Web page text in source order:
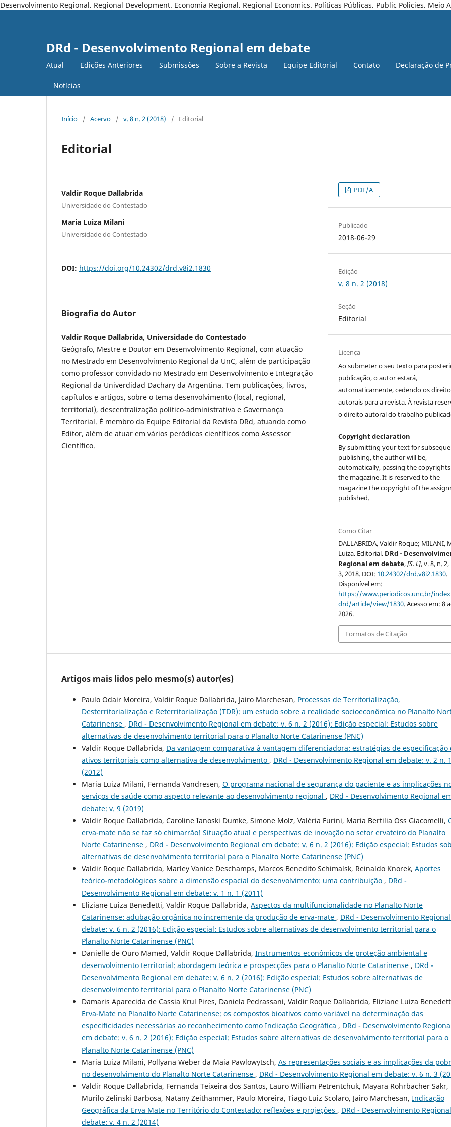
Desenvolvimento Regional. Regional Development. Economia Regional. Regional Economics. Políticas Públicas. Public Policies. Meio
DRd - Desenvolvimento Regional em debate
Atual Edições Anteriores Submissões Sobre a Revista Equipe Editorial Contato Declaração de
Notícias
Início / Acervo / v. 8 n. 2 (2018) / Editorial
Editorial
Valdir Roque Dallabrida
Universidade do Contestado
Maria Luiza Milani
Universidade do Contestado
DOI: https://doi.org/10.24302/drd.v8i2.1830
Biografia do Autor
Valdir Roque Dallabrida, Universidade do Contestado
Geógrafo, Mestre e Doutor em Desenvolvimento Regional, com atuação
no Mestrado em Desenvolvimento Regional da UnC, além de participação
como professor convidado no Mestrado em Desenvolvimento e Integração
Regional da Univerdidad Dachary da Argentina. Tem publicações, livros,
capítulos e artigos, sobre o tema desenvolvimento (local, regional,
territorial), descentralização político-administrativa e Governança
Territorial. É membro da Equipe Editorial da Revista DRd, atuando como
Editor, além de atuar em vários peródicos científicos como Assessor
Científico.
PDF/A
Publicado
2018-06-29
Edição
v. 8 n. 2 (2018)
Seção
Editorial
Licença
Ao submeter o seu texto para
publicação, o autor estará,
automaticamente, cedendo os
autorais para a revista. À revista
o direito autoral do trabalho
Copyright declaration
By submitting your text for
publishing, the author will be,
automatically, passing the
the magazine. It is reserved to the
magazine the copyright of the
published.
Como Citar
DALLABRIDA, Valdir Roque; MILANI,
Luiza. Editorial. DRd -
Regional em debate,[S. l.], v. 8, n. 2,
3, 2018. DOI: 10.24302/drd.v8i2.1830.
Disponível em:
https://www.periodicos.unc.br/
drd/article/view/1830. Acesso em: 8
2026.
Formatos de Citação
Artigos mais lidos pelo mesmo(s) autor(es)
Paulo Odair Moreira, Valdir Roque Dallabrida, Jairo Marchesan, Processos de Territorialização,
Desterritorialização e Reterritorialização (TDR): um estudo sobre a realidade socioeconômica no Planalto
Catarinense , DRd - Desenvolvimento Regional em debate: v. 6 n. 2 (2016): Edição especial: Estudos sobre
alternativas de desenvolvimento territorial para o Planalto Norte Catarinense (PNC)
Valdir Roque Dallabrida, Da vantagem comparativa à vantagem diferenciadora: estratégias de especificação
ativos territoriais como alternativa de desenvolvimento , DRd - Desenvolvimento Regional em debate: v. 2 n. 1
(2012)
Maria Luiza Milani, Fernanda Vandresen, O programa nacional de segurança do paciente e as implicações
serviços de saúde como aspecto relevante ao desenvolvimento regional , DRd - Desenvolvimento Regional
debate: v. 9 (2019)
Valdir Roque Dallabrida, Caroline Ianoski Dumke, Simone Molz, Valéria Furini, Maria Bertilia Oss Giacomelli,
erva-mate não se faz só chimarrão! Situação atual e perspectivas de inovação no setor ervateiro do Planalto
Norte Catarinense , DRd - Desenvolvimento Regional em debate: v. 6 n. 2 (2016): Edição especial: Estudos
alternativas de desenvolvimento territorial para o Planalto Norte Catarinense (PNC)
Valdir Roque Dallabrida, Marley Vanice Deschamps, Marcos Benedito Schimalsk, Reinaldo Knorek, Aportes
teórico-metodológicos sobre a dimensão espacial do desenvolvimento: uma contribuição , DRd -
Desenvolvimento Regional em debate: v. 1 n. 1 (2011)
Eliziane Luiza Benedetti, Valdir Roque Dallabrida, Aspectos da multifuncionalidade no Planalto Norte
Catarinense: adubação orgânica no incremente da produção de erva-mate , DRd - Desenvolvimento
debate: v. 6 n. 2 (2016): Edição especial: Estudos sobre alternativas de desenvolvimento territorial para o
Planalto Norte Catarinense (PNC)
Danielle de Ouro Mamed, Valdir Roque Dallabrida, Instrumentos econômicos de proteção ambiental e
desenvolvimento territorial: abordagem teórica e prospecções para o Planalto Norte Catarinense , DRd -
Desenvolvimento Regional em debate: v. 6 n. 2 (2016): Edição especial: Estudos sobre alternativas de
desenvolvimento territorial para o Planalto Norte Catarinense (PNC)
Damaris Aparecida de Cassia Krul Pires, Daniela Pedrassani, Valdir Roque Dallabrida, Eliziane Luiza
Erva-Mate no Planalto Norte Catarinense: os compostos bioativos como variável na determinação das
especificidades necessárias ao reconhecimento como Indicação Geográfica , DRd - Desenvolvimento
em debate: v. 6 n. 2 (2016): Edição especial: Estudos sobre alternativas de desenvolvimento territorial para o
Planalto Norte Catarinense (PNC)
Maria Luiza Milani, Pollyana Weber da Maia Pawlowytsch, As representações sociais e as implicações da
no desenvolvimento do Planalto Norte Catarinense , DRd - Desenvolvimento Regional em debate: v. 6 n. 3
Valdir Roque Dallabrida, Fernanda Teixeira dos Santos, Lauro William Petrentchuk, Mayara Rohrbacher Sakr,
Murilo Zelinski Barbosa, Natany Zeithammer, Paulo Moreira, Tiago Luiz Scolaro, Jairo Marchesan, Indicação
Geográfica da Erva Mate no Território do Contestado: reflexões e projeções , DRd - Desenvolvimento
debate: v. 4 n. 2 (2014)